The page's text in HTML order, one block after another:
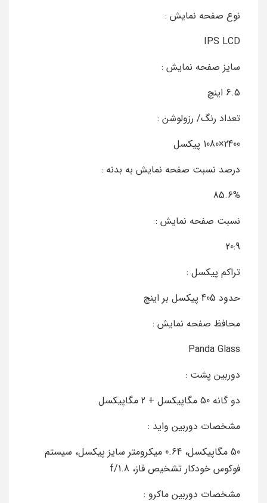
نوع صفحه نمایش :
IPS LCD
سایز صفحه نمایش :
6.5 اینچ
تعداد رنگ/ رزولوشن :
2400×1080 پیکسل
درصد نسبت صفحه نمایش به بدنه :
85.6%
نسبت صفحه نمایش :
20:9
تراکم پیکسل :
حدود 405 پیکسل بر اینچ
محافظ صفحه نمایش :
Panda Glass
دوربین پشت :
دو گانه 50 مگاپیکسل + 2 مگاپیکسل
مشخصات دوربین واید :
50 مگاپیکسل، 0.64 میکرومتر سایز پیکسل، سیستم
فوکوس خودکار تشخیص فاز، f/1.8
مشخصات دوربین ماکرو :